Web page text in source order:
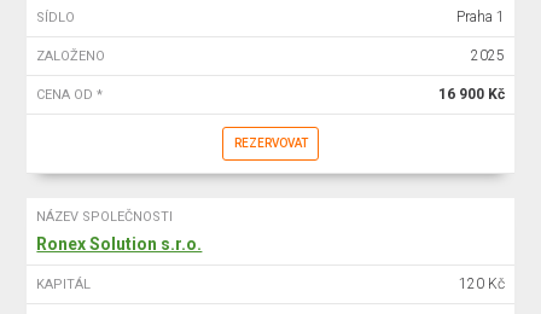
SÍDLO Praha 1
ZALOŽENO 2025
CENA OD * 16 900 Kč
REZERVOVAT
NÁZEV SPOLEČNOSTI
Ronex Solution s.r.o.
KAPITÁL 120 Kč